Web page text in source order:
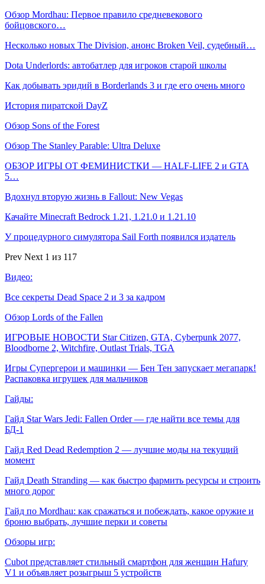
Обзор Mordhau: Первое правило средневекового
бойцовского…
Несколько новых The Division, анонс Broken Veil, судебный…
Dota Underlords: автобатлер для игроков старой школы
Как добывать эридий в Borderlands 3 и где его очень много
История пиратской DayZ
Обзор Sons of the Forest
Обзор The Stanley Parable: Ultra Deluxe
ОБЗОР ИГРЫ ОТ ФЕМИНИСТКИ — HALF-LIFE 2 и GTA
5…
Вдохнул вторую жизнь в Fallout: New Vegas
Качайте Minecraft Bedrock 1.21, 1.21.0 и 1.21.10
У процедурного симулятора Sail Forth появился издатель
Prev Next 1 из 117
Видео:
Все секреты Dead Space 2 и 3 за кадром
Обзор Lords of the Fallen
ИГРОВЫЕ НОВОСТИ Star Citizen, GTA, Cyberpunk 2077,
Bloodborne 2, Witchfire, Outlast Trials, TGA
Игры Супергерои и машинки — Бен Тен запускает мегапарк!
Распаковка игрушек для мальчиков
Гайды:
Гайд Star Wars Jedi: Fallen Order — где найти все темы для
БД-1
Гайд Red Dead Redemption 2 — лучшие моды на текущий
момент
Гайд Death Stranding — как быстро фармить ресурсы и строить
много дорог
Гайд по Mordhau: как сражаться и побеждать, какое оружие и
броню выбрать, лучшие перки и советы
Обзоры игр:
Cubot представляет стильный смартфон для женщин Hafury
V1 и объявляет розыгрыш 5 устройств